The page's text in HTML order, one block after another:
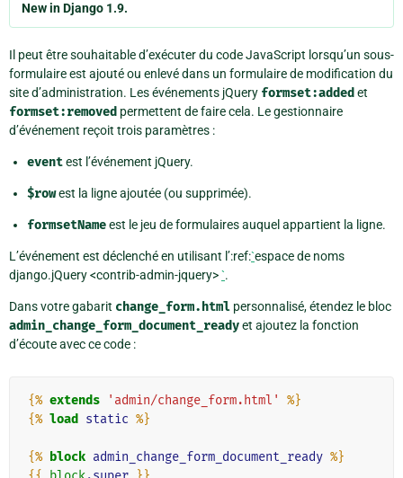
New in Django 1.9.
Il peut être souhaitable d’exécuter du code JavaScript lorsqu’un sous-
formulaire est ajouté ou enlevé dans un formulaire de modification du
site d’administration. Les événements jQuery formset:added et
formset:removed permettent de faire cela. Le gestionnaire
d’événement reçoit trois paramètres :
eventest l’événement jQuery.
$rowest la ligne ajoutée (ou supprimée).
formsetNameest le jeu de formulaires auquel appartient la ligne.
L’événement est déclenché en utilisant l’:ref:`espace de noms
django.jQuery <contrib-admin-jquery>`.
Dans votre gabarit change_form.html personnalisé, étendez le bloc
admin_change_form_document_readyet ajoutez la fonction
d’écoute avec ce code :
{% extends 'admin/change_form.html'
%}
{% load static %}
{% block admin_change_form_document_ready %}